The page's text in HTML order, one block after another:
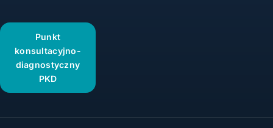
Punkt
konsultacyjno-
diagnostyczny
PKD